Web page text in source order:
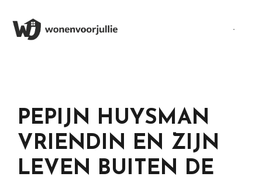
PEPIJN HUYSMAN
VRIENDIN EN ZIJN
LEVEN BUITEN DE